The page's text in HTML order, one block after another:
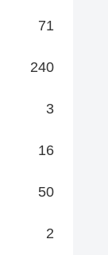
71
240
3
16
50
2